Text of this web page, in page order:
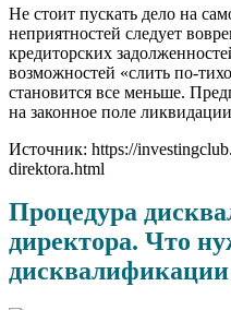
Не стоит пускать дело на
неприятностей следует
кредиторских
возможностей «слить по-
становится все меньше.
на законное поле
Источник: https://
direktora.html
Процедура
директора. Что
дисквалификации